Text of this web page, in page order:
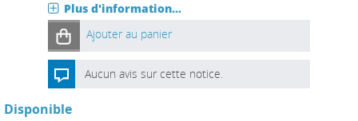
Plus d'information...
Ajouter au panier
Aucun avis sur cette notice.
Disponible